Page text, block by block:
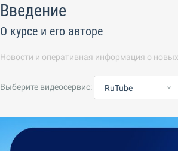
Введение
О курсе и его авторе
Новости и оперативная информация о
Выберите видеосервис: RuTube